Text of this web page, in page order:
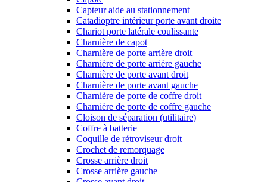
Capteur aide au stationnement
Catadioptre intérieur porte avant droite
Chariot porte latérale coulissante
Charnière de capot
Charnière de porte arrière droit
Charnière de porte arrière gauche
Charnière de porte avant droit
Charnière de porte avant gauche
Charnière de porte de coffre droit
Charnière de porte de coffre gauche
Cloison de séparation (utilitaire)
Coffre à batterie
Coquille de rétroviseur droit
Crochet de remorquage
Crosse arrière droit
Crosse arrière gauche